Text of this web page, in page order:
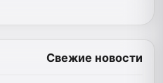
Свежие новости